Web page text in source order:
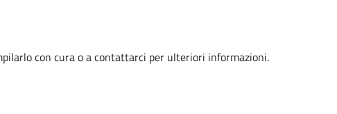
con cura o a contattarci per ulteriori informazioni.